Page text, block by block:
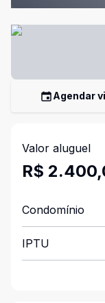
Agendar
Valor aluguel
R$
Condomínio
IPTU